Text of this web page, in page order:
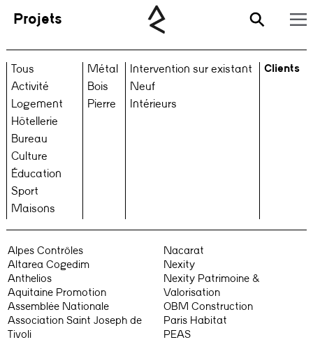
Projets
Tous
Activité
Logement
Hôtellerie
Bureau
Culture
Éducation
Sport
Maisons
Métal
Bois
Pierre
Intervention sur existant
Neuf
Intérieurs
Clients
Alpes Contrôles
Altarea Cogedim
Anthelios
Aquitaine Promotion
Assemblée Nationale
Association Saint Joseph de
Tivoli
Nacarat
Nexity
Nexity Patrimoine &
Valorisation
OBM Construction
Paris Habitat
PEAS